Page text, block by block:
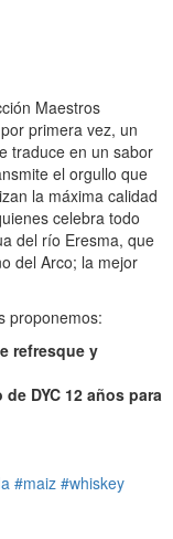
Maestros
primera vez, un
traduce en un sabor
el orgullo que
la máxima calidad
celebra todo
del río Eresma, que
del Arco; la mejor
proponemos:
refresque y
DYC 12 años para
#maiz #whiskey